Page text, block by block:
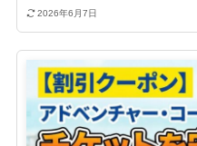
2026年6月7日